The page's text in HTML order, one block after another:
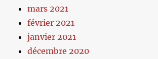
mars 2021
février 2021
janvier 2021
décembre 2020